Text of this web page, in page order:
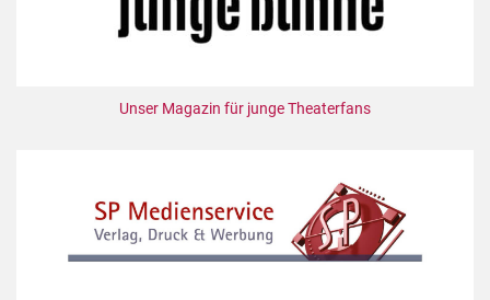
Unser Magazin für junge Theaterfans